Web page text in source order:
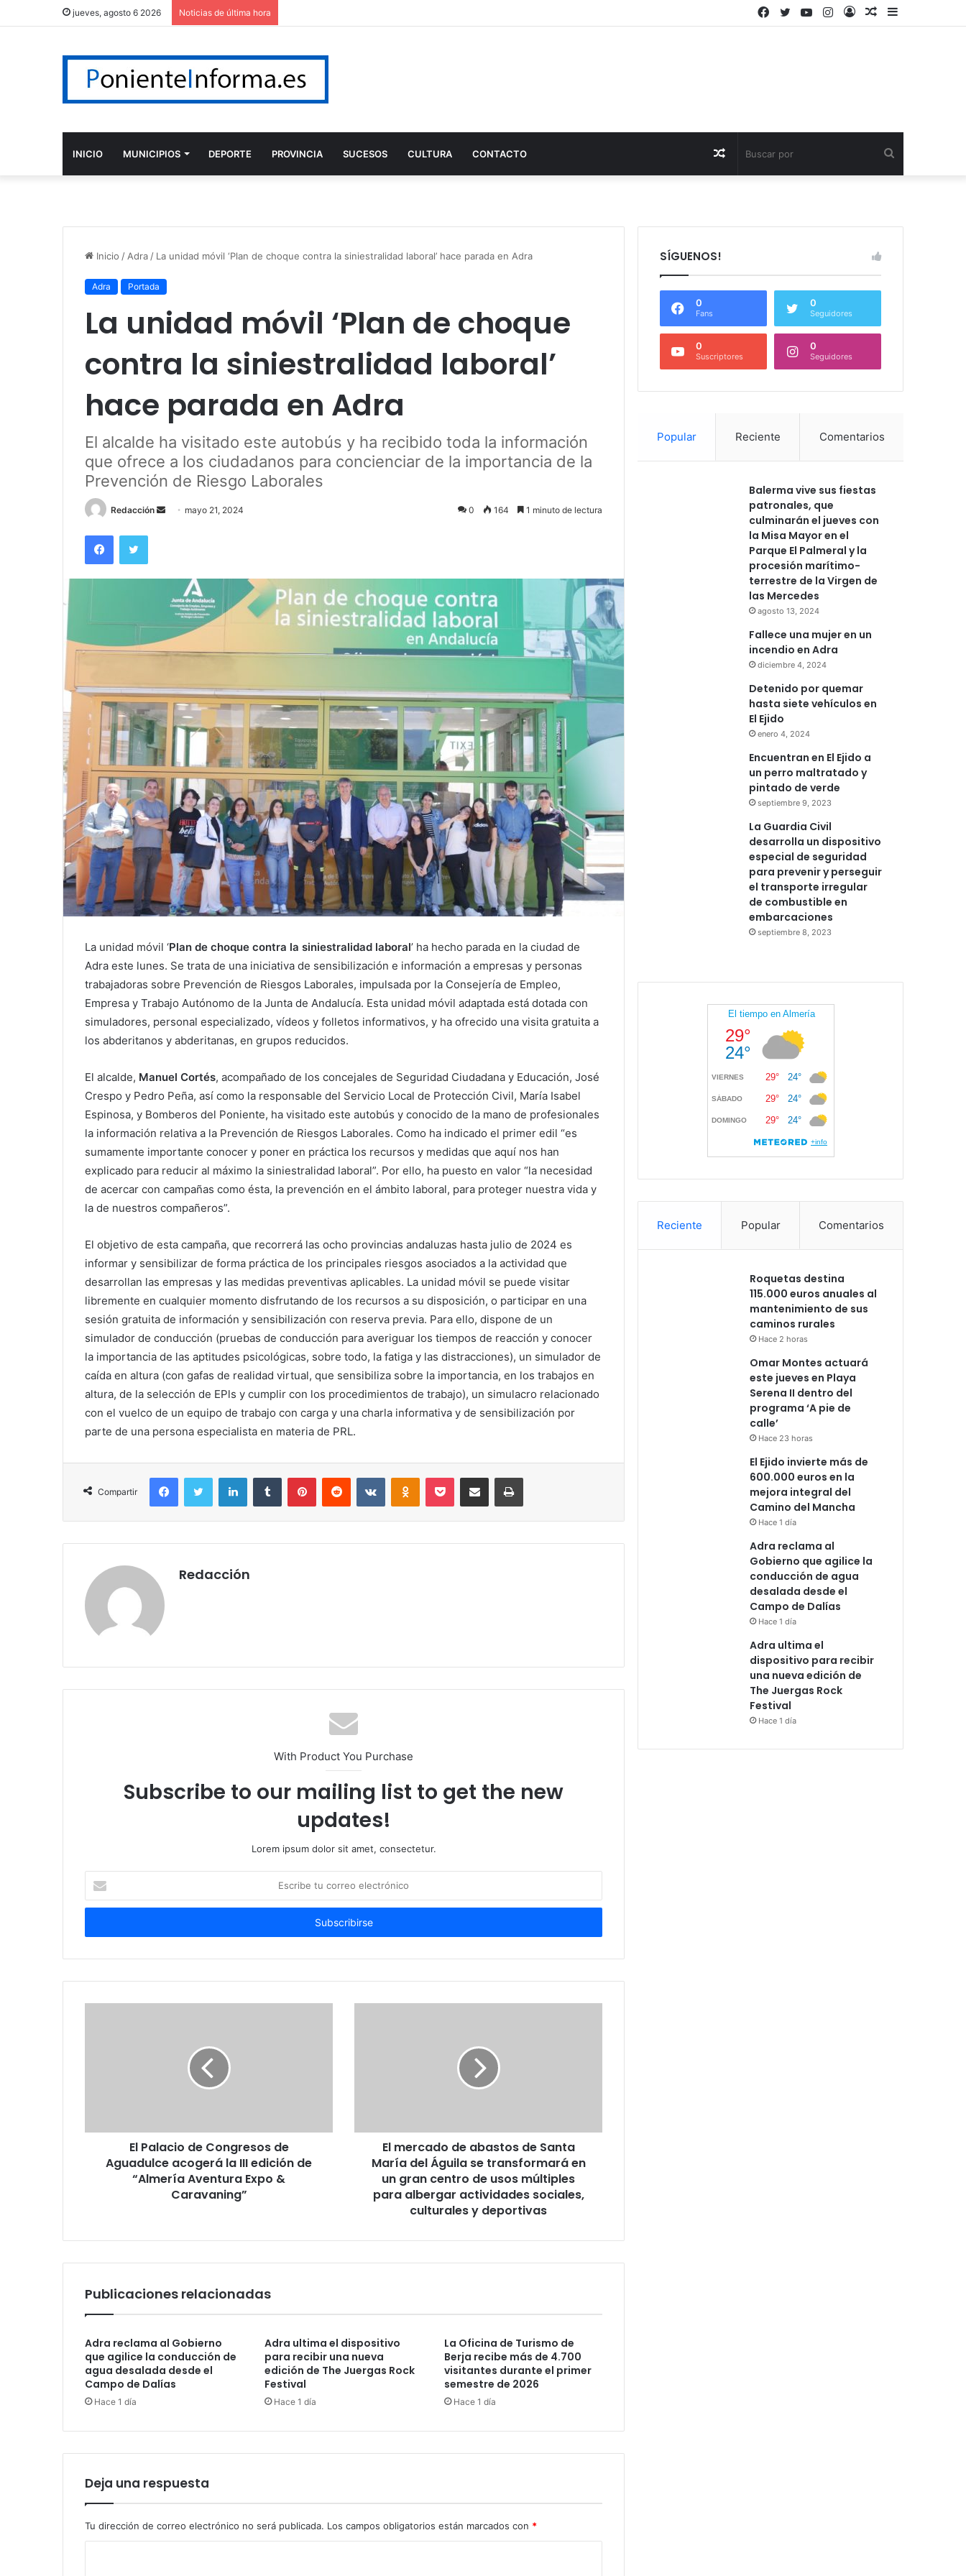
jueves, agosto 6 2026 Noticias de última hora
Barra
Publicación
Acceso
Instagram
YouTube
Twitter
Facebook
INICIO MUNICIPIOS DEPORTE PROVINCIA SUCESOS CULTURA CONTACTO Publicación
Inicio / Adra / La unidad móvil ‘Plan de choque contra la siniestralidad laboral’ hace parada en Adra
Adra Portada
La unidad móvil ‘Plan de choque
contra la siniestralidad laboral’
hace parada en Adra
El alcalde ha visitado este autobús y ha recibido toda la información
que ofrece a los ciudadanos para concienciar de la importancia de la
Prevención de Riesgo Laborales
Redacción
Send mayo 21, 2024 0 164 1 minuto de lectura
FacebookTwitter
La unidad móvil ‘Plan de choque contra la siniestralidad laboral’ ha hecho parada en la ciudad de
Adra este lunes. Se trata de una iniciativa de sensibilización e información a empresas y personas
trabajadoras sobre Prevención de Riesgos Laborales, impulsada por la Consejería de Empleo,
Empresa y Trabajo Autónomo de la Junta de Andalucía. Esta unidad móvil adaptada está dotada con
simuladores, personal especializado, vídeos y folletos informativos, y ha ofrecido una visita gratuita a
los abderitanos y abderitanas, en grupos reducidos.
El alcalde, Manuel Cortés, acompañado de los concejales de Seguridad Ciudadana y Educación, José
Crespo y Pedro Peña, así como la responsable del Servicio Local de Protección Civil, María Isabel
Espinosa, y Bomberos del Poniente, ha visitado este autobús y conocido de la mano de profesionales
la información relativa a la Prevención de Riesgos Laborales. Como ha indicado el primer edil “es
sumamente importante conocer y poner en práctica los recursos y medidas que aquí nos han
explicado para reducir al máximo la siniestralidad laboral”. Por ello, ha puesto en valor “la necesidad
de acercar con campañas como ésta, la prevención en el ámbito laboral, para proteger nuestra vida y
la de nuestros compañeros”.
El objetivo de esta campaña, que recorrerá las ocho provincias andaluzas hasta julio de 2024 es
informar y sensibilizar de forma práctica de los principales riesgos asociados a la actividad que
desarrollan las empresas y las medidas preventivas aplicables. La unidad móvil se puede visitar
libremente en cualquier momento disfrutando de los recursos a su disposición, o participar en una
sesión gratuita de información y sensibilización con reserva previa. Para ello, dispone de un
simulador de conducción (pruebas de conducción para averiguar los tiempos de reacción y conocer
la importancia de las aptitudes psicológicas, sobre todo, la fatiga y las distracciones), un simulador de
caída en altura (con gafas de realidad virtual, que sensibiliza sobre la importancia, en los trabajos en
altura, de la selección de EPls y cumplir con los procedimientos de trabajo), un simulacro relacionado
con el vuelco de un equipo de trabajo con carga y una charla informativa y de sensibilización por
parte de una persona especialista en materia de PRL.
Compartir
FacebookTwitter LinkedInTumblr PinterestReddit VKontakteOdnoklassniki
Pocket Compartir por correo electrónicoImprimir
Redacción
With Product You Purchase
Subscribe to our mailing list to get the new
updates!
Lorem ipsum dolor sit amet, consectetur.
correo
El Palacio de Congresos de
Aguadulce acogerá la III edición de
“Almería Aventura Expo &
Caravaning”
El mercado de abastos de Santa
María del Águila se transformará en
un gran centro de usos múltiples
para albergar actividades sociales,
culturales y deportivas
Publicaciones relacionadas
Adra reclama al Gobierno
que agilice la conducción de
agua desalada desde el
Campo de Dalías
Hace 1 día
Adra ultima el dispositivo
para recibir una nueva
edición de The Juergas Rock
Festival
Hace 1 día
La Oficina de Turismo de
Berja recibe más de 4.700
visitantes durante el primer
semestre de 2026
Hace 1 día
Deja una respuesta
Tu dirección de correo electrónico no será publicada. Los campos obligatorios están marcados con *
SÍGUENOS!
0
Fans
0
Seguidores
0
Suscriptores
0
Seguidores
Popular Reciente Comentarios
Balerma vive sus fiestas
patronales, que
culminarán el jueves con
la Misa Mayor en el
Parque El Palmeral y la
procesión marítimo-
terrestre de la Virgen de
las Mercedes
agosto 13, 2024
Fallece una mujer en un
incendio en Adra
diciembre 4, 2024
Detenido por quemar
hasta siete vehículos en
El Ejido
enero 4, 2024
Encuentran en El Ejido a
un perro maltratado y
pintado de verde
septiembre 9, 2023
La Guardia Civil
desarrolla un dispositivo
especial de seguridad
para prevenir y perseguir
el transporte irregular
de combustible en
embarcaciones
septiembre 8, 2023
Reciente Popular Comentarios
Roquetas destina
115.000 euros anuales al
mantenimiento de sus
caminos rurales
Hace 2 horas
Omar Montes actuará
este jueves en Playa
Serena II dentro del
programa ‘A pie de
calle’
Hace 23 horas
El Ejido invierte más de
600.000 euros en la
mejora integral del
Camino del Mancha
Hace 1 día
Adra reclama al
Gobierno que agilice la
conducción de agua
desalada desde el
Campo de Dalías
Hace 1 día
Adra ultima el
dispositivo para recibir
una nueva edición de
The Juergas Rock
Festival
Hace 1 día